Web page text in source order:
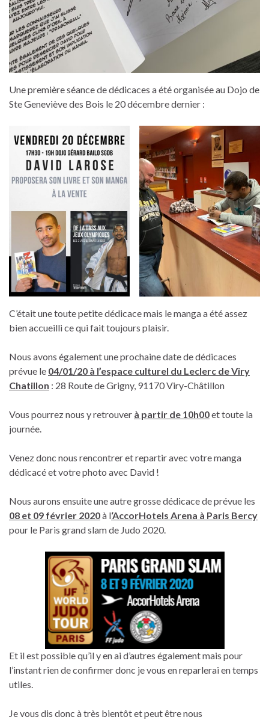
Une première séance de dédicaces a été organisée au Dojo de
Ste Geneviève des Bois le 20 décembre dernier :
C’était une toute petite dédicace mais le manga a été assez
bien accueilli ce qui fait toujours plaisir.
Nous avons également une prochaine date de dédicaces
prévue le 04/01/20 à l’espace culturel du Leclerc de Viry
Chatillon : 28 Route de Grigny, 91170 Viry-Châtillon
Vous pourrez nous y retrouver à partir de 10h00et toute la
journée.
Venez donc nous rencontrer et repartir avec votre manga
dédicacé et votre photo avec David !
Nous aurons ensuite une autre grosse dédicace de prévue les
08 et 09 février 2020à l‘AccorHotels Arena à Paris Bercy
pour le Paris grand slam de Judo 2020.
Et il est possible qu’il y en ai d’autres également mais pour
l’instant rien de confirmer donc je vous en reparlerai en temps
utiles.
Je vous dis donc à très bientôt et peut être nous